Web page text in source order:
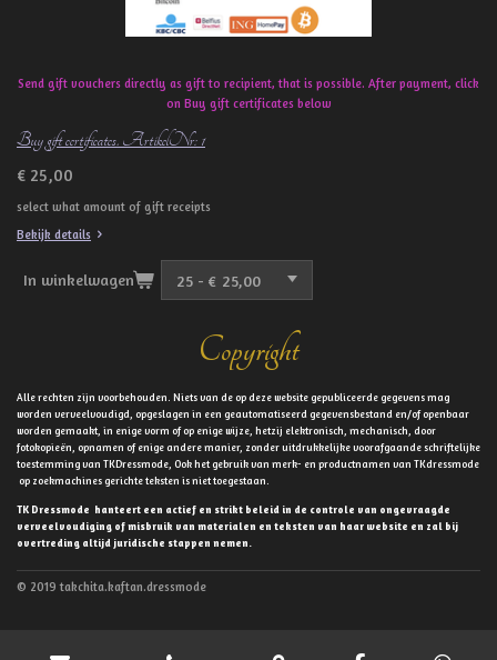
Send gift vouchers directly as gift to recipient, that is possible. After payment, click
on Buy gift certificates below
Buy gift certificates. ArtikelNr: 1
€ 25,00
select what amount of gift receipts
Bekijk details
In winkelwagen
Copyright
Alle rechten zijn voorbehouden. Niets van de op deze website gepubliceerde gegevens mag
worden verveelvoudigd, opgeslagen in een geautomatiseerd gegevensbestand en/of openbaar
worden gemaakt, in enige vorm of op enige wijze, hetzij elektronisch, mechanisch, door
fotokopieën, opnamen of enige andere manier, zonder uitdrukkelijke voorafgaande schriftelijke
toestemming van TKDressmode, Ook het gebruik van merk- en productnamen van TKdressmode
op zoekmachines gerichte teksten is niet toegestaan.
TK Dressmode hanteert een actief en strikt beleid in de controle van ongevraagde
verveelvoudiging of misbruik van materialen en teksten van haar website en zal bij
overtreding altijd juridische stappen nemen.
© 2019 takchita.kaftan.dressmode